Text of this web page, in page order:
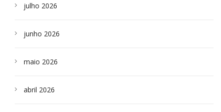
julho 2026
junho 2026
maio 2026
abril 2026